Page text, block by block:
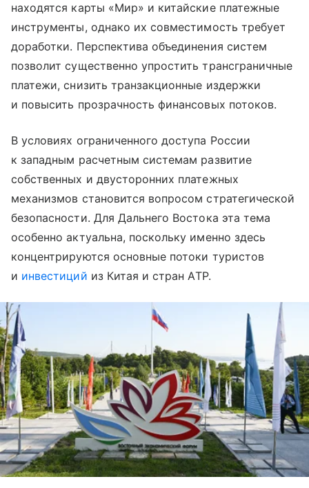
находятся карты «Мир» и китайские платежные
инструменты, однако их совместимость требует
доработки. Перспектива объединения систем
позволит существенно упростить трансграничные
платежи, снизить транзакционные издержки
и повысить прозрачность финансовых потоков.
В условиях ограниченного доступа России
к западным расчетным системам развитие
собственных и двусторонних платежных
механизмов становится вопросом стратегической
безопасности. Для Дальнего Востока эта тема
особенно актуальна, поскольку именно здесь
концентрируются основные потоки туристов
и инвестиций из Китая и стран АТР.